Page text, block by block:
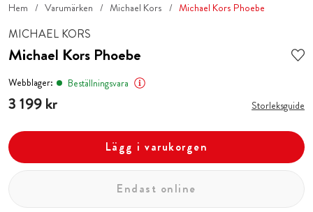
Hem Varumärken Michael Kors Michael Kors Phoebe
MICHAEL KORS
Michael Kors Phoebe
Webblager: Beställningsvara
Pris:3 199 kr
3 199 kr Storleksguide
Lägg i varukorgen
Endast online